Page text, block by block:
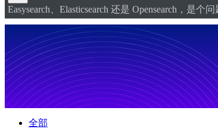
Easysearch、Elasticsearch 还是 Opensearch，是个问
全部